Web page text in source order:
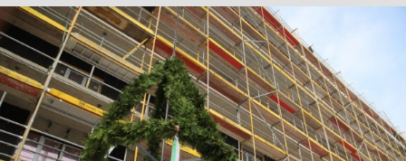
Quelle: https://www.wgli.de, 19.10.2018
Quelle: https://www.wgli.de, 19.10.2018